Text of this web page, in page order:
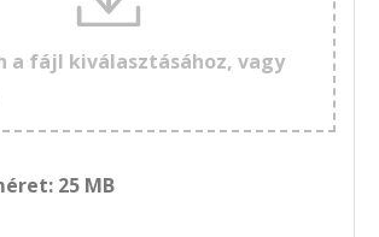
a fájl kiválasztásához, vagy
25 MB